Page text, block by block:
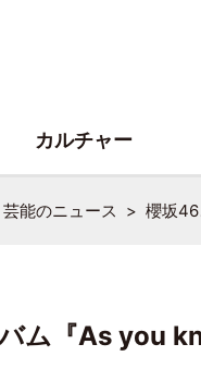
能のニュース 櫻坂
ム『As you
カルチャー